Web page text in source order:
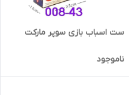
ست اسباب بازی سوپر مارکت
ناموجود